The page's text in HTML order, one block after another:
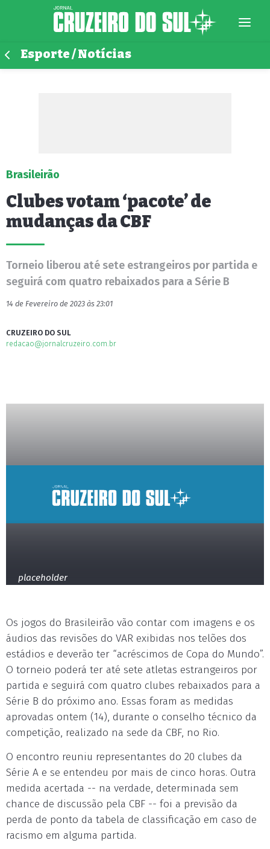
Esporte / Notícias
Brasileirão
Clubes votam ‘pacote’ de
mudanças da CBF
Torneio liberou até sete estrangeiros por partida e
seguirá com quatro rebaixados para a Série B
14 de Fevereiro de 2023 às 23:01
CRUZEIRO DO SUL
redacao@jornalcruzeiro.com.br
placeholder
Os jogos do Brasileirão vão contar com imagens e os
áudios das revisões do VAR exibidas nos telões dos
estádios e deverão ter “acréscimos de Copa do Mundo”.
O torneio poderá ter até sete atletas estrangeiros por
partida e seguirá com quatro clubes rebaixados para a
Série B do próximo ano. Essas foram as medidas
aprovadas ontem (14), durante o conselho técnico da
competição, realizado na sede da CBF, no Rio.
O encontro reuniu representantes do 20 clubes da
Série A e se entendeu por mais de cinco horas. Outra
medida acertada -- na verdade, determinada sem
chance de discussão pela CBF -- foi a previsão da
perda de ponto da tabela de classificação em caso de
racismo em alguma partida.